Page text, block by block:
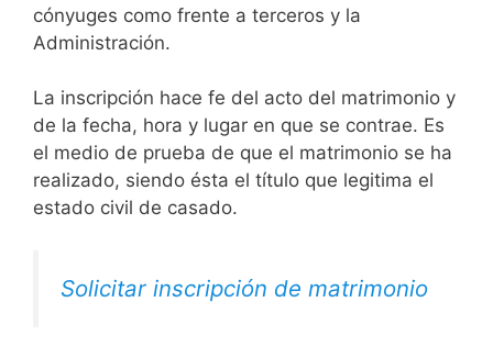
cónyuges como frente a terceros y la
Administración.
La inscripción hace fe del acto del matrimonio y
de la fecha, hora y lugar en que se contrae. Es
el medio de prueba de que el matrimonio se ha
realizado, siendo ésta el título que legitima el
estado civil de casado.
Solicitar inscripción de matrimonio